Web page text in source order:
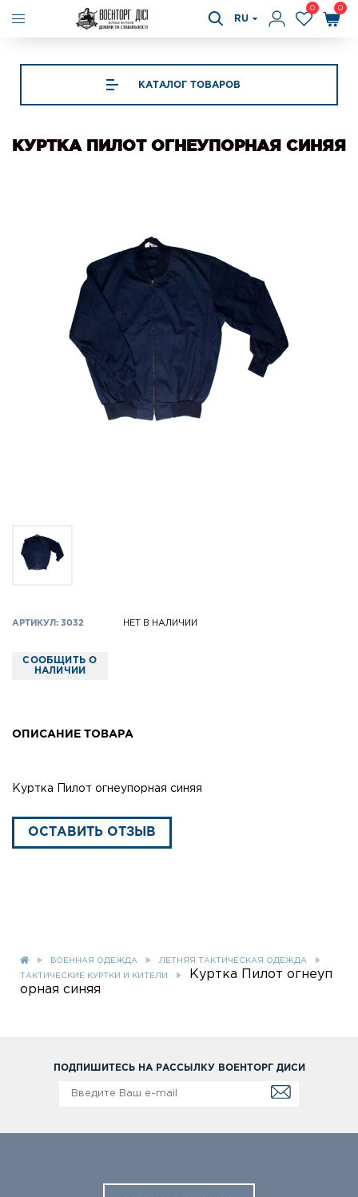
RU
0 0
КАТАЛОГ ТОВАРОВ
КУРТКА ПИЛОТ ОГНЕУПОРНАЯ СИНЯЯ
АРТИКУЛ: 3032 НЕТ В НАЛИЧИИ
СООБЩИТЬ О
НАЛИЧИИ
ОПИСАНИЕ ТОВАРА
Куртка Пилот огнеупорная синяя
ОСТАВИТЬ ОТЗЫВ
ВОЕННАЯ ОДЕЖДА ЛЕТНЯЯ ТАКТИЧЕСКАЯ ОДЕЖДА
ТАКТИЧЕСКИЕ КУРТКИ И КИТЕЛИ
Куртка Пилот огнеуп
орная синяя
ПОДПИШИТЕСЬ НА РАССЫЛКУ ВОЕНТОРГ ДИСИ